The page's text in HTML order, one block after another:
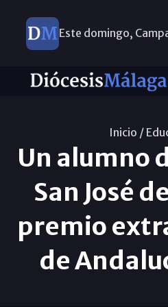
Este domingo,
Inicio /
Un alumno
San José
premio
de